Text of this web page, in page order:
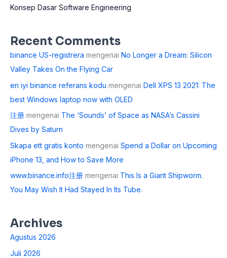
Konsep Dasar Software Engineering
Recent Comments
binance US-registrera mengenai No Longer a Dream: Silicon
Valley Takes On the Flying Car
en iyi binance referans kodu mengenai Dell XPS 13 2021: The
best Windows laptop now with OLED
注册 mengenai The ‘Sounds’ of Space as NASA’s Cassini
Dives by Saturn
Skapa ett gratis konto mengenai Spend a Dollar on Upcoming
iPhone 13, and How to Save More
www.binance.info注册 mengenai This Is a Giant Shipworm.
You May Wish It Had Stayed In Its Tube.
Archives
Agustus 2026
Juli 2026